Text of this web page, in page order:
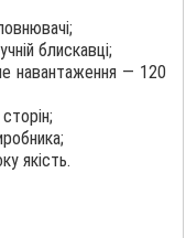
блискавці;
— 120
якість.